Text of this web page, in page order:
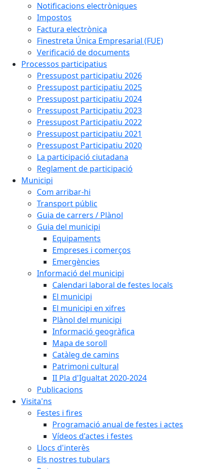
Notificacions electròniques
Impostos
Factura electrònica
Finestreta Única Empresarial (FUE)
Verificació de documents
Processos participatius
Pressupost participatiu 2026
Pressupost participatiu 2025
Pressupost participatiu 2024
Pressupost Participatiu 2023
Pressupost Participatiu 2022
Pressupost participatiu 2021
Pressupost Participatiu 2020
La participació ciutadana
Reglament de participació
Municipi
Com arribar-hi
Transport públic
Guia de carrers / Plànol
Guia del municipi
Equipaments
Empreses i comerços
Emergències
Informació del municipi
Calendari laboral de festes locals
El municipi
El municipi en xifres
Plànol del municipi
Informació geogràfica
Mapa de soroll
Catàleg de camins
Patrimoni cultural
II Pla d'Igualtat 2020-2024
Publicacions
Visita'ns
Festes i fires
Programació anual de festes i actes
Vídeos d'actes i festes
Llocs d'interès
Els nostres tubulars